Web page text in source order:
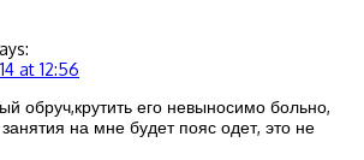
at 12:56
обруч,крутить его невыносимо больно,
на мне будет пояс одет, это не